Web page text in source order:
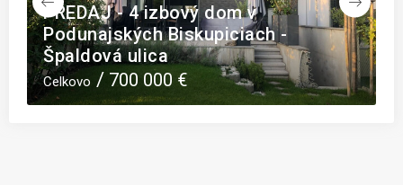
PREDAJ - 4 izbový dom v
Podunajských Biskupiciach -
Špaldová ulica
Celkovo 700 000 €